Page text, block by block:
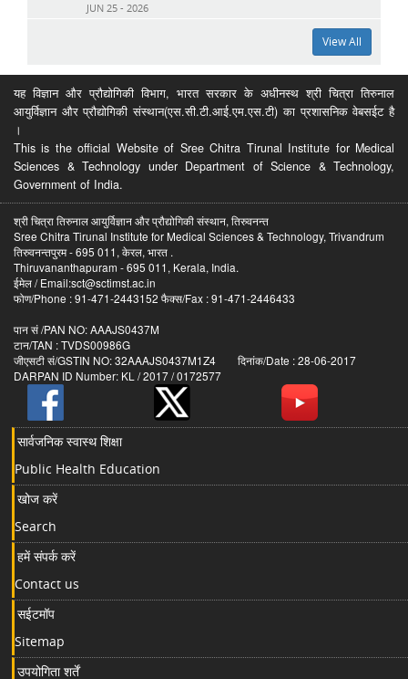
JUN 25 - 2026
View All
यह विज्ञान और प्रौद्योगिकी विभाग, भारत सरकार के अधीनस्थ श्री चित्रा तिरुनाल
आयुर्विज्ञान और प्रौद्योगिकी संस्थान(एस.सी.टी.आई.एम.एस.टी) का प्रशासनिक वेबसईट है
।
This is the official Website of Sree Chitra Tirunal Institute for Medical
Sciences & Technology under Department of Science & Technology,
Government of India.
श्री चित्रा तिरुनाल आयुर्विज्ञान और प्रौद्योगिकी संस्थान, तिरुवनन्त
Sree Chitra Tirunal Institute for Medical Sciences & Technology, Trivandrum
तिरुवनन्तपुरम - 695 011, केरल, भारत .
Thiruvananthapuram - 695 011, Kerala, India.
ईमेल / Email:sct@sctimst.ac.in
फोण/Phone : 91-471-2443152 फैक्स/Fax : 91-471-2446433
पान सं /PAN NO: AAAJS0437M
टान/TAN : TVDS00986G
जीएसटी सं/GSTIN NO: 32AAAJS0437M1Z4 दिनांक/Date : 28-06-2017
DARPAN ID Number: KL / 2017 / 0172577
सार्वजनिक स्वास्थ शिक्षा
Public Health Education
खोज करें
Search
हमें संपर्क करें
Contact us
सईटमॉप
Sitemap
उपयोगिता शर्तें